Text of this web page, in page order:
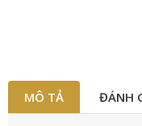
MÔ TẢ ĐÁNH